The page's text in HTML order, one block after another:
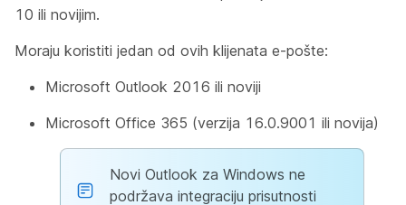
10 ili novijim.
Moraju koristiti jedan od ovih klijenata e-pošte:
Microsoft Outlook 2016 ili noviji
Microsoft Office 365 (verzija 16.0.9001 ili novija)
Novi Outlook za Windows ne
podržava integraciju prisutnosti